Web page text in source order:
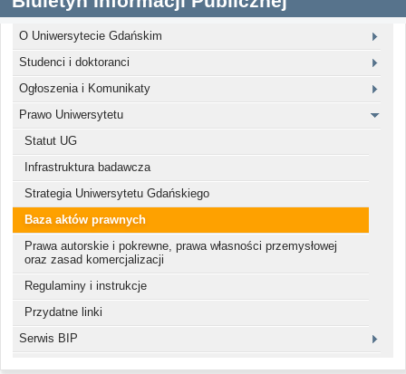
O Uniwersytecie Gdańskim
Studenci i doktoranci
Ogłoszenia i Komunikaty
Prawo Uniwersytetu
Statut UG
Infrastruktura badawcza
Strategia Uniwersytetu Gdańskiego
Baza aktów prawnych
Prawa autorskie i pokrewne, prawa własności przemysłowej
oraz zasad komercjalizacji
Regulaminy i instrukcje
Przydatne linki
Serwis BIP